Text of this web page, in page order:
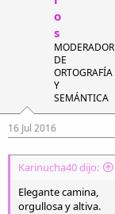
o
s
MODERADOR
DE
ORTOGRAFÍA
Y
SEMÁNTICA
16 Jul 2016
Karinucha40 dijo:
Elegante camina,
orgullosa y altiva.